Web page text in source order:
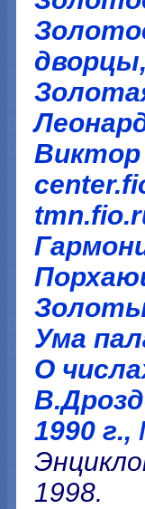
Виктор
Ума
О
1990
1998.